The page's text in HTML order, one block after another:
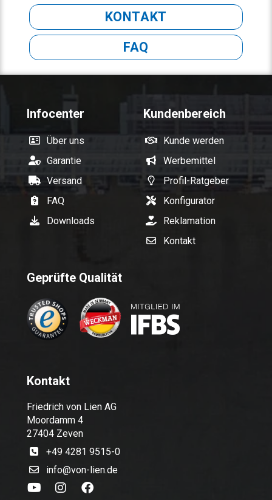
KONTAKT
FAQ
Infocenter
Über uns
Garantie
Versand
FAQ
Downloads
Kundenbereich
Kunde werden
Werbemittel
Profil-Ratgeber
Konfigurator
Reklamation
Kontakt
Geprüfte Qualität
Kontakt
Friedrich von Lien AG
Moordamm 4
27404 Zeven
+49 4281 9515-0
info@von-lien.de